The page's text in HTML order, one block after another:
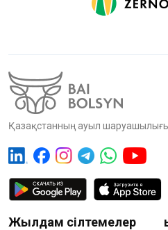
Қазақстанның ауыл
Жылдам сілтемелер